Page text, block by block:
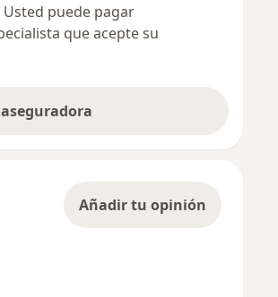
puede pagar
que acepte su
Añadir tu opinión